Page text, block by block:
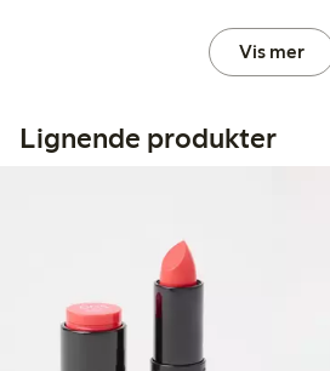
Vis mer
Lignende produkter